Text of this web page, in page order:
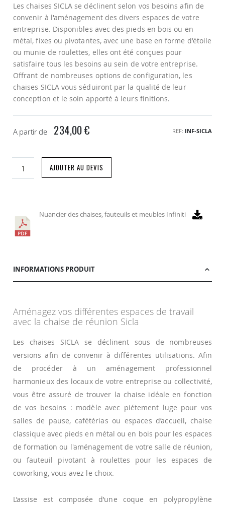
la
Galerie
Les chaises SICLA se déclinent selon vos besoins afin de
convenir à l'aménagement des divers espaces de votre
entreprise. Disponibles avec des pieds en bois ou en
métal, fixes ou pivotantes, avec une base en forme d'étoile
ou munie de roulettes, elles ont été conçues pour
satisfaire tous les besoins au sein de votre entreprise.
Offrant de nombreuses options de configuration, les
chaises SICLA vous séduiront par la qualité de leur
conception et le soin apporté à leurs finitions.
A partir de 234,00 € REF INF-SICLA
AJOUTER AU DEVIS
Nuancier des chaises, fauteuils et meubles Infiniti
INFORMATIONS PRODUIT
Aménagez vos différentes espaces de travail
avec la chaise de réunion Sicla
Les chaises SICLA se déclinent sous de nombreuses
versions afin de convenir à différentes utilisations. Afin
de procéder à un aménagement professionnel
harmonieux des locaux de votre entreprise ou collectivité,
vous être assuré de trouver la chaise idéale en fonction
de vos besoins : modèle avec piétement luge pour vos
salles de pause, cafétérias ou espaces d’accueil, chaise
classique avec pieds en métal ou en bois pour les espaces
de formation ou l'aménagement de votre salle de réunion,
ou fauteuil pivotant à roulettes pour les espaces de
coworking, vous avez le choix.
L’assise est composée d’une coque en polypropylène